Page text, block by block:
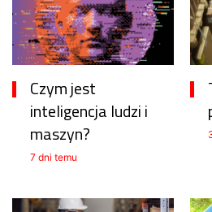
Czym jest
inteligencja ludzi i
maszyn?
7 dni temu